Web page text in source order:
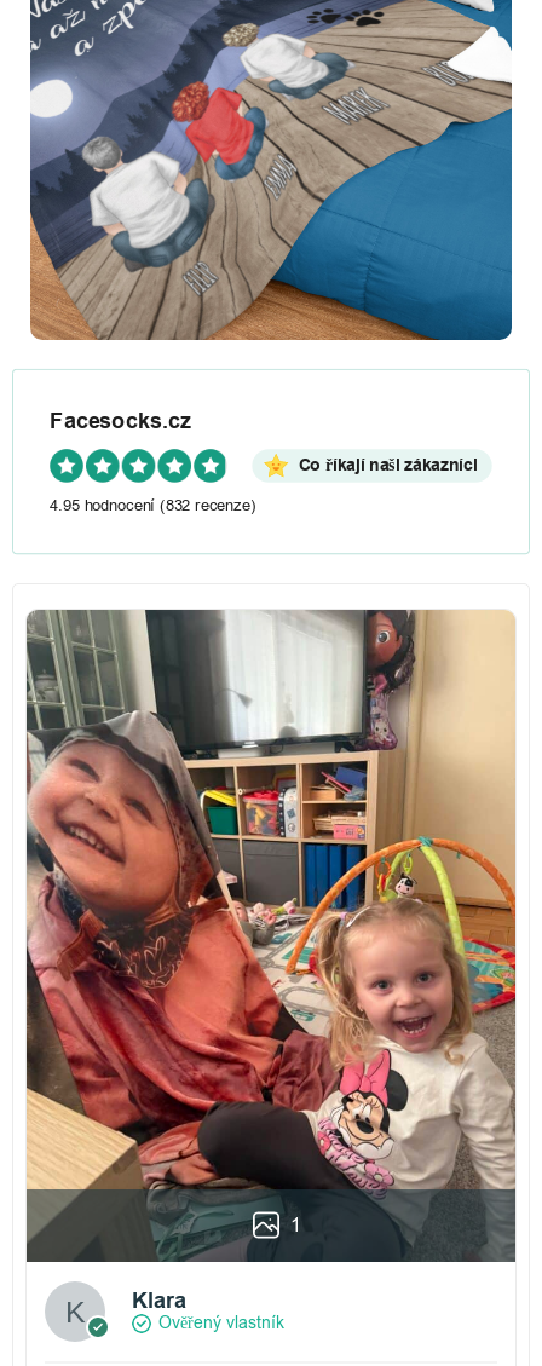
Facesocks.cz
Co říkají naši zákazníci
4.95 hodnocení (832 recenze)
1
Klara
Ověřený vlastník